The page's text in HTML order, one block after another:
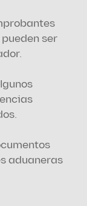
ser
aduaneras